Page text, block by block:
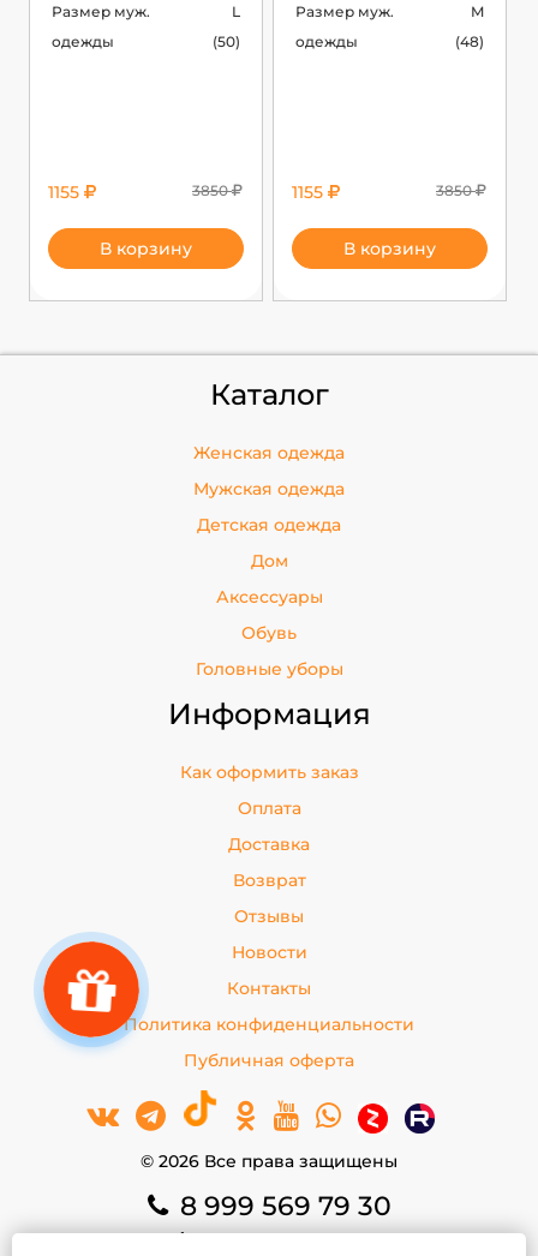
Размер муж.
одежды
L
(50)
1155 3850
В корзину
Размер муж.
одежды
M
(48)
1155 3850
В корзину
Каталог
Женская одежда
Мужская одежда
Детская одежда
Дом
Аксессуары
Обувь
Головные уборы
Информация
Как оформить заказ
Оплата
Доставка
Возврат
Отзывы
Новости
Контакты
Политика конфиденциальности
Публичная оферта
© 2026 Все права защищены
8 999 569 79 30
8 999 569 79 30